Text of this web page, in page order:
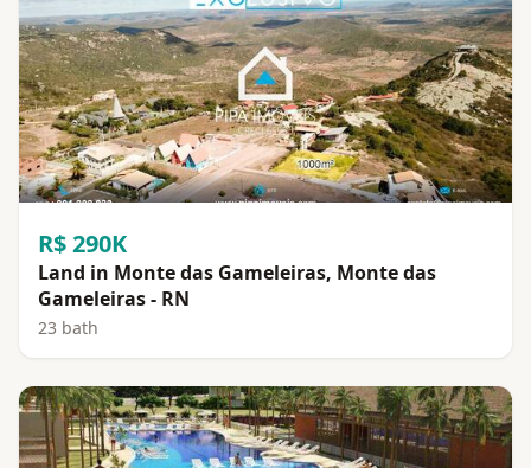
R$ 290K
Land in Monte das Gameleiras, Monte das
Gameleiras - RN
23 bath